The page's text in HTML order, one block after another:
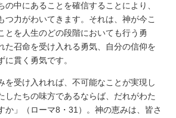
中にあることを確信することにより、
つ力がわいてきます。それは、神が今こ
とを人生のどの段階においても行う勇
た召命を受け入れる勇気、自分の信仰を
に貫く勇気です。
受け入れれば、不可能なことが実現し
したちの味方であるならば、だれがわた
か」（ローマ8・31）。神の恵みは、皆さ